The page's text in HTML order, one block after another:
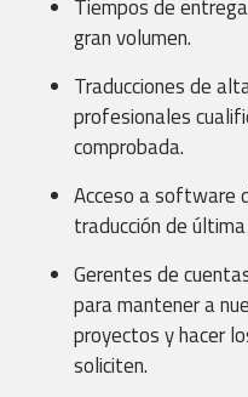
Tiempos de
gran volumen.
Traducciones de
profesionales
comprobada.
Acceso a software
traducción de
Gerentes de
para mantener a
proyectos y hacer
soliciten.